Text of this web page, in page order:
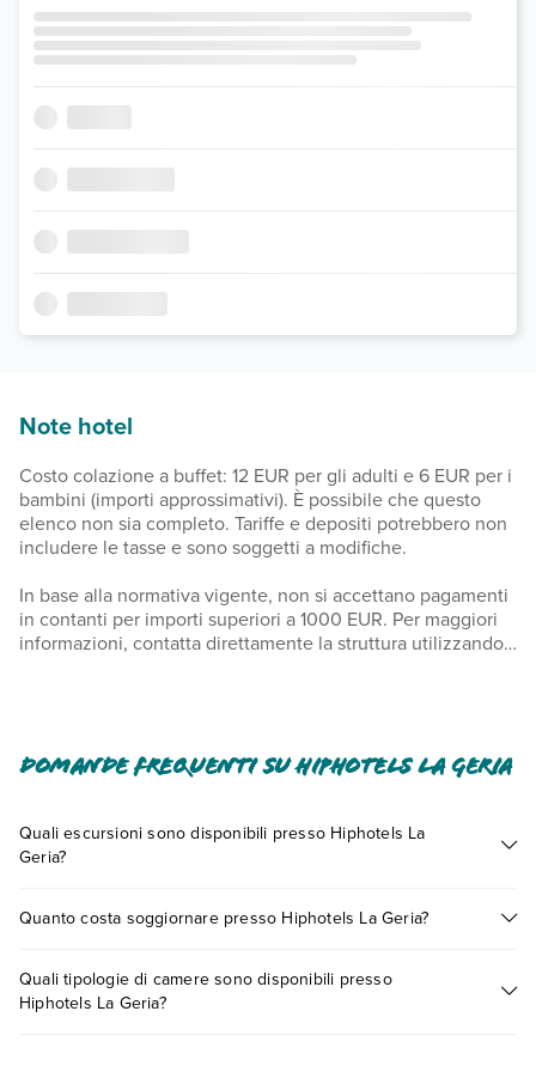
Note hotel
Costo colazione a buffet: 12 EUR per gli adulti e 6 EUR per i
bambini (importi approssimativi). È possibile che questo
elenco non sia completo. Tariffe e depositi potrebbero non
includere le tasse e sono soggetti a modifiche.
In base alla normativa vigente, non si accettano pagamenti
in contanti per importi superiori a 1000 EUR. Per maggiori
informazioni, contatta direttamente la struttura utilizzando i
prezzo totale indicato è compreso il costo del Cenone di
gala dell'ultimo dell'anno. Nelle camere della struttura sono
Domande frequenti su Hiphotels La Geria
Quali escursioni sono disponibili presso Hiphotels La
Geria?
presso Hiphotels La Geria. Scoprile tutte nellasezione
0721.17231 o
prenotando un appuntamento
Quanto costa soggiornare presso Hiphotels La Geria?
fattori (per es. date, condizioni dell'hotel, ecc). Per consultare i
prezzi, compila il motore di ricerca e scegli quando partire.
Quali tipologie di camere sono disponibili presso
Hiphotels La Geria?